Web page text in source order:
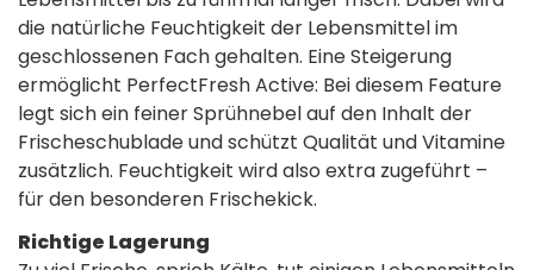
die natürliche Feuchtigkeit der Lebensmittel im
geschlossenen Fach gehalten. Eine Steigerung
ermöglicht PerfectFresh Active: Bei diesem Feature
legt sich ein feiner Sprühnebel auf den Inhalt der
Frischeschublade und schützt Qualität und Vitamine
zusätzlich. Feuchtigkeit wird also extra zugeführt –
für den besonderen Frischekick.
Richtige Lagerung